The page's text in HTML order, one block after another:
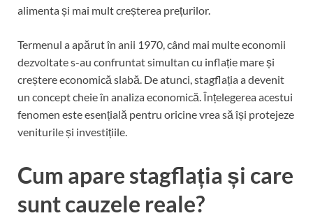
alimenta și mai mult creșterea prețurilor.
Termenul a apărut în anii 1970, când mai multe economii
dezvoltate s-au confruntat simultan cu inflație mare și
creștere economică slabă. De atunci, stagflația a devenit
un concept cheie în analiza economică. Înțelegerea acestui
fenomen este esențială pentru oricine vrea să își protejeze
veniturile și investițiile.
Cum apare stagflația și care
sunt cauzele reale?